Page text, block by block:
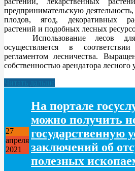
предпринимательскую
плодов, ягод, декоративных
растений и подобных лесных
Использование лесов для
осуществляется в
регламентом лесничества.
собственностью арендатора лесного
Читать дальше
27
апреля
2021
На портале
можно получить
государственную
заключений об
полезных